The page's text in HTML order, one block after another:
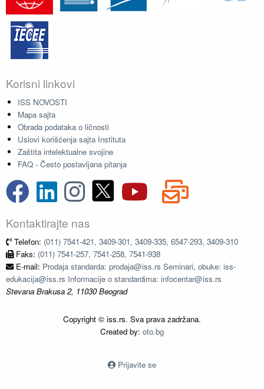
Korisni linkovi
ISS NOVOSTI
Mapa sajta
Obrada podataka o ličnosti
Uslovi korišćenja sajta Instituta
Zaštita intelektualne svojine
FAQ - Često postavljana pitanja
Kontaktirajte nas
Telefon: (011) 7541-421, 3409-301, 3409-335, 6547-293, 3409-310
Faks: (011) 7541-257, 7541-258, 7541-938
E-mail: Prodaja standarda: prodaja@iss.rs Seminari, obuke: iss-
edukacija@iss.rs Informacije o standardima: infocentar@iss.rs
Stevana Brakusa 2, 11030 Beograd
Copyright © iss.rs. Sva prava zadržana.
Created by: oto.bg
Prijavite se